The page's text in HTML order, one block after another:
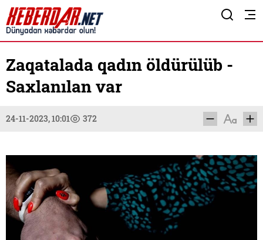
Zaqatalada qadın öldürülüb -
Saxlanılan var
24-11-2023, 10:01 372